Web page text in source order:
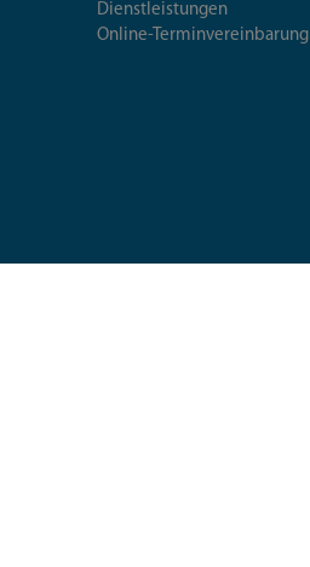
Dienstleistungen
Online-Terminvereinbarung